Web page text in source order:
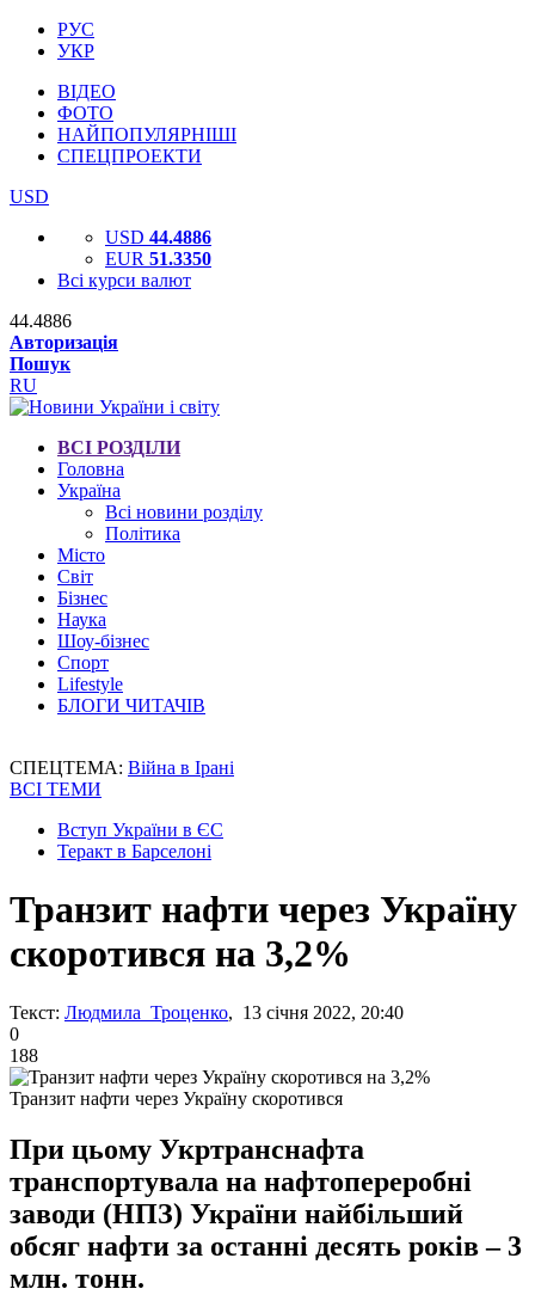
РУС
УКР
ВІДЕО
ФОТО
НАЙПОПУЛЯРНІШІ
СПЕЦПРОЕКТИ
USD
USD 44.4886
EUR 51.3350
Всі курси валют
44.4886
Авторизація
Пошук
RU
ВСІ РОЗДІЛИ
Головна
Україна
Всі новини розділу
Політика
Місто
Світ
Бізнес
Наука
Шоу-бізнес
Спорт
Lifestyle
БЛОГИ ЧИТАЧІВ
СПЕЦТЕМА: Війна в Ірані
ВСІ ТЕМИ
Вступ України в ЄС
Теракт в Барселоні
Транзит нафти через Україну
скоротився на 3,2%
Текст: Людмила Троценко, 13 січня 2022, 20:40
0
188
Транзит нафти через Україну скоротився
При цьому Укртранснафта
транспортувала на нафтопереробні
заводи (НПЗ) України найбільший
обсяг нафти за останні десять років – 3
млн. тонн.